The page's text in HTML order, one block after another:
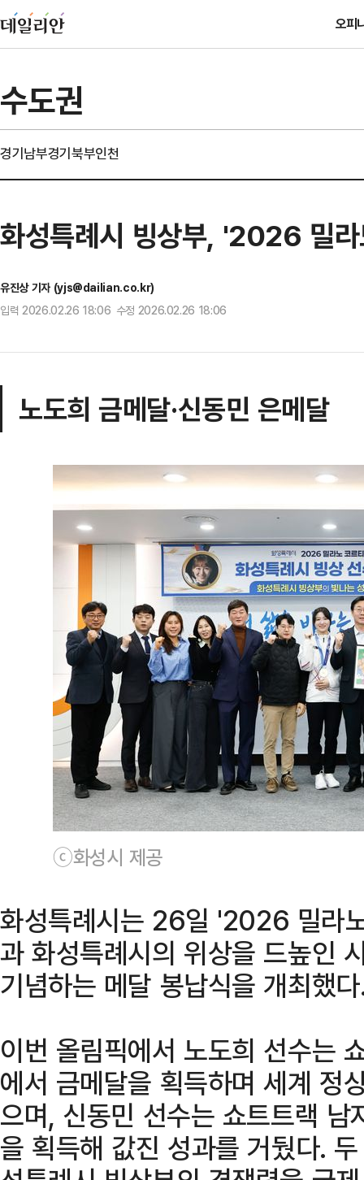
오피
수도권
경기남부경기북부인천
화성특례시 빙상부, '2026 밀
유진상 기자 (yjs@dailian.co.kr)
입력 2026.02.26 18:06 수정 2026.02.26 18:06
노도희 금메달·신동민 은메달
ⓒ화성시 제공
화성특례시는 26일 '2026 밀라
과 화성특례시의 위상을 드높인
기념하는 메달 봉납식을 개최했
이번 올림픽에서 노도희 선수는
에서 금메달을 획득하며 세계 정
으며, 신동민 선수는 쇼트트랙
을 획득해 값진 성과를 거뒀다.